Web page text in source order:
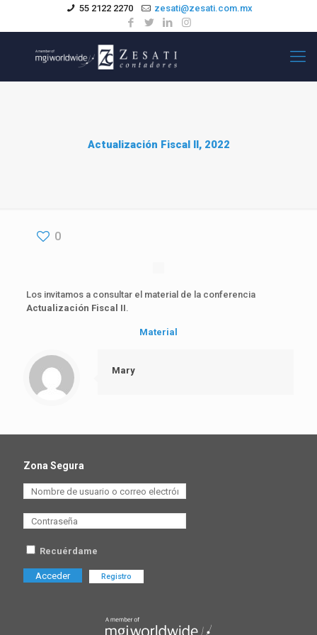
55 2122 2270 zesati@zesati.com.mx
Actualización Fiscal II, 2022
0
Los invitamos a consultar el material de la conferencia
Actualización Fiscal II.
Material
Mary
Zona Segura
Recuérdame
Registro